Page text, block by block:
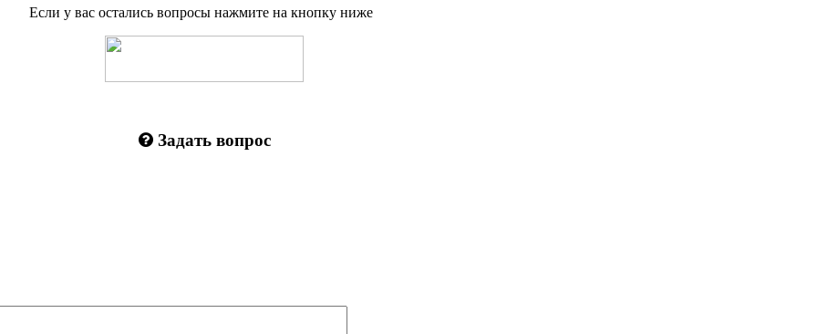
Если у вас остались вопросы нажмите на кнопку ниже
Задать вопрос